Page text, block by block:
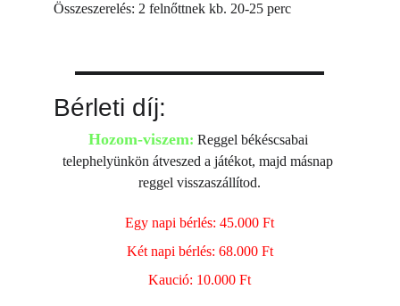
Bérleti díj:
Hozom-viszem: Reggel békéscsabai
telephelyünkön átveszed a játékot, majd másnap
reggel visszaszállítod.
Egy napi bérlés: 45.000 Ft
Két napi bérlés: 68.000 Ft
Kaució: 10.000 Ft
Összeszerelés: 2 felnőttnek kb. 20-25 perc